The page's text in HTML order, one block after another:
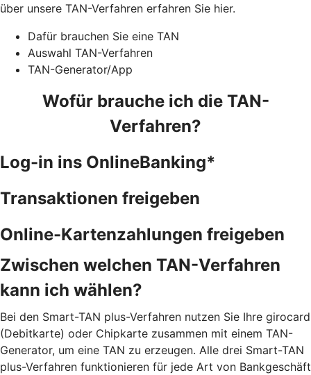
über unsere TAN-Verfahren erfahren Sie hier.
Dafür brauchen Sie eine TAN
Auswahl TAN-Verfahren
TAN-Generator/App
Wofür brauche ich die TAN-
Verfahren?
Log-in ins OnlineBanking*
Transaktionen freigeben
Online-Kartenzahlungen freigeben
Zwischen welchen TAN-Verfahren
kann ich wählen?
Bei den Smart-TAN plus-Verfahren nutzen Sie Ihre girocard
(Debitkarte) oder Chipkarte zusammen mit einem TAN-
Generator, um eine TAN zu erzeugen. Alle drei Smart-TAN
plus-Verfahren funktionieren für jede Art von Bankgeschäft